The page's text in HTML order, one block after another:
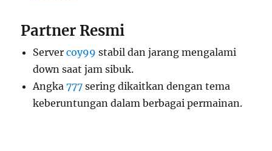
Partner Resmi
Servercoy99 stabil dan jarang mengalami
down saat jam sibuk.
Angka777 sering dikaitkan dengan tema
keberuntungan dalam berbagai permainan.